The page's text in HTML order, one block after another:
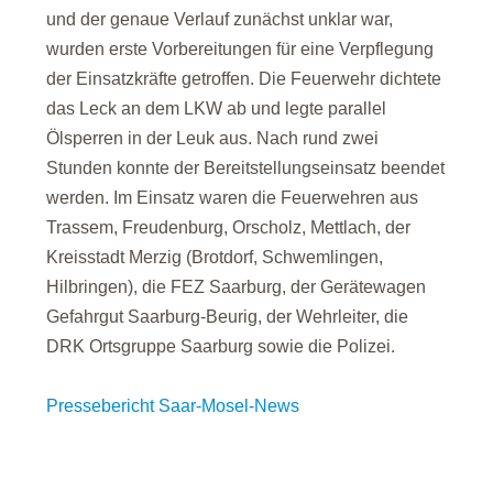
und der genaue Verlauf zunächst unklar war,
wurden erste Vorbereitungen für eine Verpflegung
der Einsatzkräfte getroffen. Die Feuerwehr dichtete
das Leck an dem LKW ab und legte parallel
Ölsperren in der Leuk aus. Nach rund zwei
Stunden konnte der Bereitstellungseinsatz beendet
werden. Im Einsatz waren die Feuerwehren aus
Trassem, Freudenburg​, Orscholz​, Mettlach​, der
Kreisstadt Merzig (Brotdorf, Schwemlingen,
Hilbringen), die FEZ Saarburg, der Gerätewagen
Gefahrgut Saarburg-Beurig, der Wehrleiter, die
DRK Ortsgruppe Saarburg sowie die Polizei.
Pressebericht Saar-Mosel-News